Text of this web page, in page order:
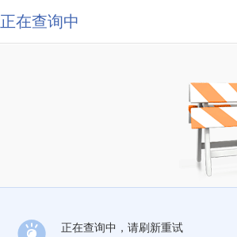
正在查询中
正在查询中，请刷新重试